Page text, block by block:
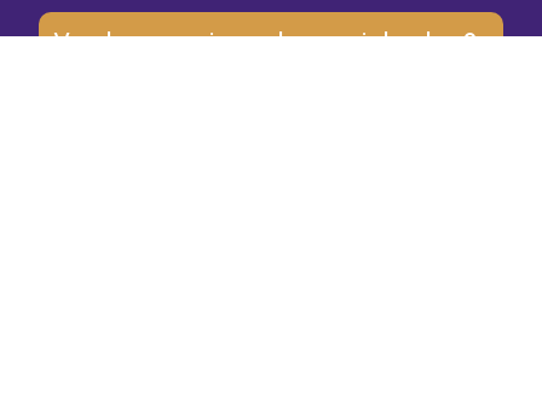
Vandaag nog jouw droomreis boeken?